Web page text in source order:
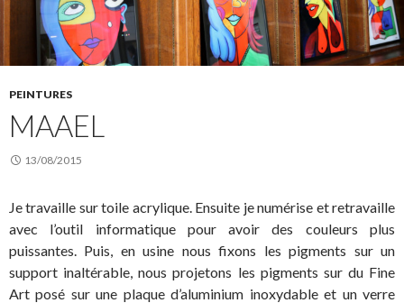
PEINTURES
MAAEL
13/08/2015
Je travaille sur toile acrylique. Ensuite je numérise et retravaille
avec l’outil informatique pour avoir des couleurs plus
puissantes. Puis, en usine nous fixons les pigments sur un
support inaltérable, nous projetons les pigments sur du Fine
Art posé sur une plaque d’aluminium inoxydable et un verre